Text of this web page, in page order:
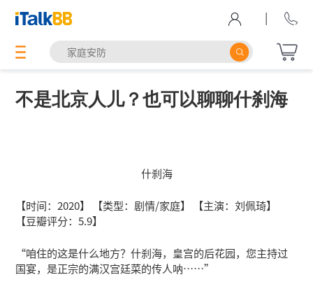
|
不是北京人儿？也可以聊聊什刹海
什刹海
【时间：2020】 【类型：剧情/家庭】 【主演：刘佩琦】
【豆瓣评分：5.9】
“咱住的这是什么地方？什刹海，皇宫的后花园，您主持过
国宴，是正宗的满汉宫廷菜的传人呐……”